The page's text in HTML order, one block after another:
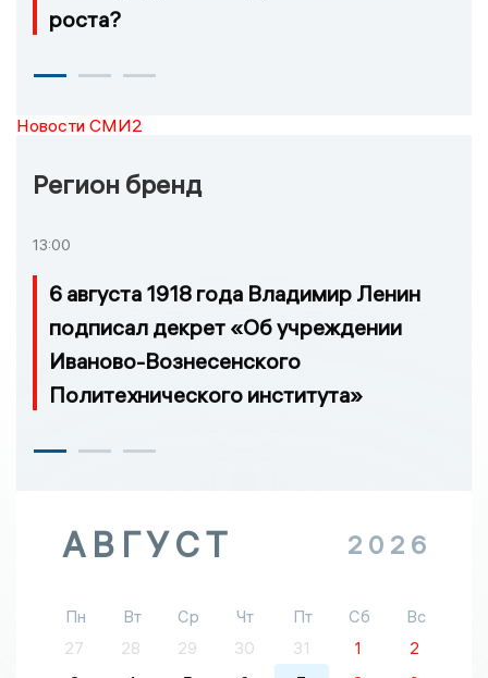
роста?
Новости СМИ2
Регион бренд
13:00
6 августа 1918 года Владимир Ленин
подписал декрет «Об учреждении
Иваново-Вознесенского
Политехнического института»
АВГУСТ 2026
Пн Вт Ср Чт Пт Сб
Вс
27
28 29 30 31 1
2